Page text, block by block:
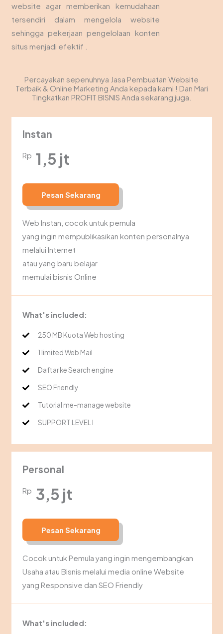
website agar memberikan kemudahaan
tersendiri dalam mengelola website
sehingga pekerjaan pengelolaan konten
situs menjadi efektif .
Percayakan sepenuhnya Jasa Pembuatan Website
Terbaik & Online Marketing Anda kepada kami ! Dan Mari
Tingkatkan PROFIT BISNIS Anda sekarang juga.
Instan
Rp 1,5 jt
Pesan Sekarang
Web Instan, cocok untuk pemula
yang ingin mempublikasikan konten personalnya
melalui Internet
atau yang baru belajar
memulai bisnis Online
What's included:
250 MB Kuota Web hosting
1 limited Web Mail
Daftar ke Search engine
SEO Friendly
Tutorial me-manage website
SUPPORT LEVEL I
Personal
Rp 3,5 jt
Pesan Sekarang
Cocok untuk Pemula yang ingin mengembangkan
Usaha atau Bisnis melalui media online Website
yang Responsive dan SEO Friendly
What's included: